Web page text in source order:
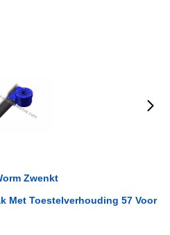
Zwenkt
Met Toestelverhouding 57 Voor